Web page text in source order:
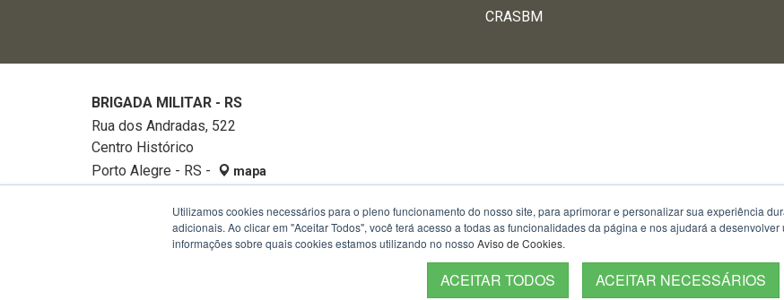
CRASBM
BRIGADA MILITAR - RS
Rua dos Andradas, 522
Centro Histórico
Porto Alegre - RS -
mapa
32882740Utilizamos cookies necessários para o pleno funcionamento do nosso site, para aprimorar e personalizar sua experiência
adicionais. Ao clicar em "Aceitar Todos", você terá acesso a todas as funcionalidades da página e nos ajudará a
informações sobre quais cookies estamos utilizando no nosso Aviso de Cookies.
ACEITAR TODOS ACEITAR NECESSÁRIOS